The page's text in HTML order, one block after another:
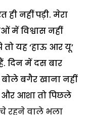
नहीं पड़ी. मेरा
में विश्वास नहीं
तो यह ‘हाऊ आर यू’
दिन में दस बार
बगैर खाना नहीं
और आशा तो पिछले
रहने वाले भला